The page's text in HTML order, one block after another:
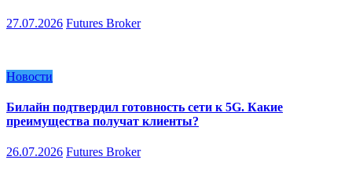
27.07.2026 Futures Broker
Новости
Билайн подтвердил готовность сети к 5G. Какие
преимущества получат клиенты?
26.07.2026 Futures Broker